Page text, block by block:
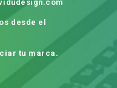
desde el
tu marca.